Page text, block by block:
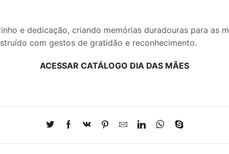
e dedicação, criando memórias duradouras para as
com gestos de gratidão e reconhecimento.
ACESSAR CATÁLOGO DIA DAS MÃES